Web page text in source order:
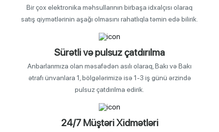
Bir çox elektronika məhsullarının birbaşa idxalçısı olaraq
satış qiymətlərinin aşağı olmasını rahatlıqla təmin edə bilirik.
Sürətli və pulsuz çatdırılma
Anbarlarımıza olan məsafədən asılı olaraq, Bakı və Bakı
ətrafı ünvanlara 1, bölgələrimizə isə 1-3 iş günü ərzində
pulsuz çatdırılma edirik.
24/7 Müştəri Xidmətləri